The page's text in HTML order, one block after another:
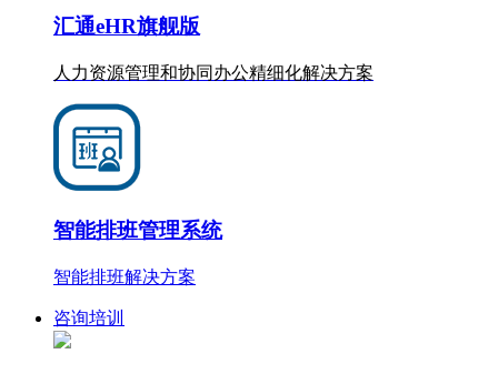
汇通eHR旗舰版
人力资源管理和协同办公精细化解决方案
智能排班管理系统
智能排班解决方案
咨询培训